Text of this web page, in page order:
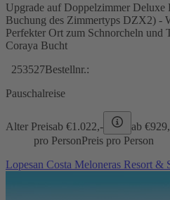
Upgrade auf Doppelzimmer
Buchung des Zimmertyps DZX2) -
Perfekter Ort zum Schnorcheln und
Coraya Bucht
253527Bestellnr.:
Pauschalreise
Alter Preisab €1.022,- ab €
pro PersonPreis pro Person
Lopesan Costa Meloneras Resort &